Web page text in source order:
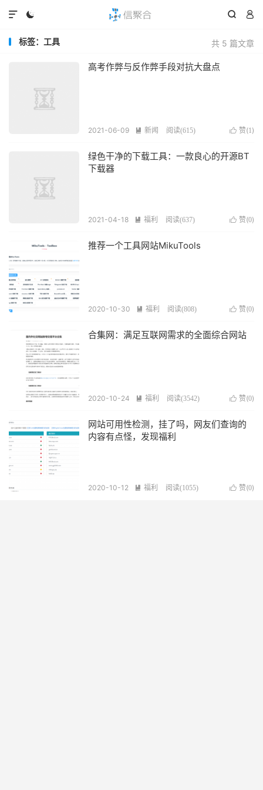
  

共 5 篇文章
标签：工具
高考作弊与反作弊手段对抗大盘点
 赞(1)
2021-06-09  新闻 阅读(615)
绿色干净的下载工具：一款良心的开源BT
下载器
 赞(0)
2021-04-18  福利 阅读(637)
推荐一个工具网站MikuTools
 赞(0)
2020-10-30  福利 阅读(808)
合集网：满足互联网需求的全面综合网站
 赞(0)
2020-10-24  福利 阅读(3542)
网站可用性检测，挂了吗，网友们查询的
内容有点怪，发现福利
 赞(0)
2020-10-12  福利 阅读(1055)